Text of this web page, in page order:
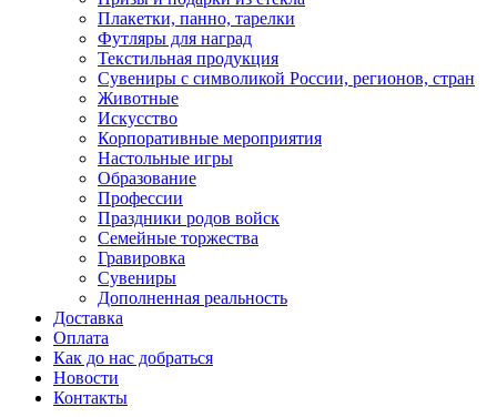
Плакетки, панно, тарелки
Футляры для наград
Текстильная продукция
Сувениры с символикой России, регионов, стран
Животные
Искусство
Корпоративные мероприятия
Настольные игры
Образование
Профессии
Праздники родов войск
Семейные торжества
Гравировка
Сувениры
Дополненная реальность
Доставка
Оплата
Как до нас добраться
Новости
Контакты